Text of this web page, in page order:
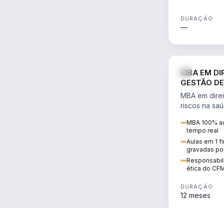
DURAÇÃO
—
MBA EM
GESTÃO
MBA em
riscos na
patrimonial.
MBA 100%
tempo real
Aulas em 1
gravadas
ética do
DURAÇÃO
12 meses